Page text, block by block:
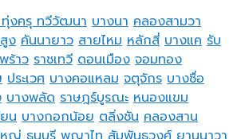
ทุ่งครุ ทวีวัฒนา บางนา คลองสามวา
ง คันนายาว สายไหม หลักสี่ บางแค รับ
ร้าว ราชเทวี ดอนเมือง จอมทอง
ประเวศ บางคอแหลม จตุจักร บางซื่อ
บางพลัด ราษฎร์บูรณะ หนองแขม
น บางกอกน้อย ตลิ่งชัน คลองสาน